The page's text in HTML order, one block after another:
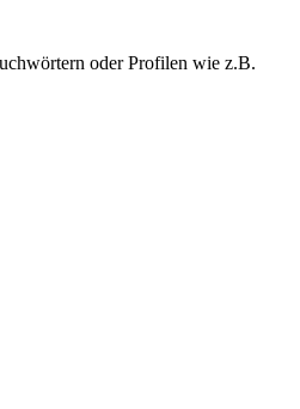
oder Profilen wie z.B.